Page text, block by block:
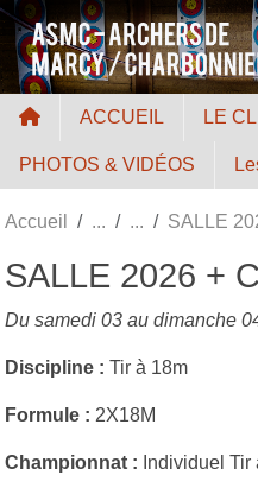
ACCUEIL LE
PHOTOS & VIDÉOS
Accueil SALLE
SALLE 2026 +
Du samedi 03 au dimanche
Discipline : Tir à 18m
Formule : 2X18M
Championnat : Individuel
Panneau de gestion des